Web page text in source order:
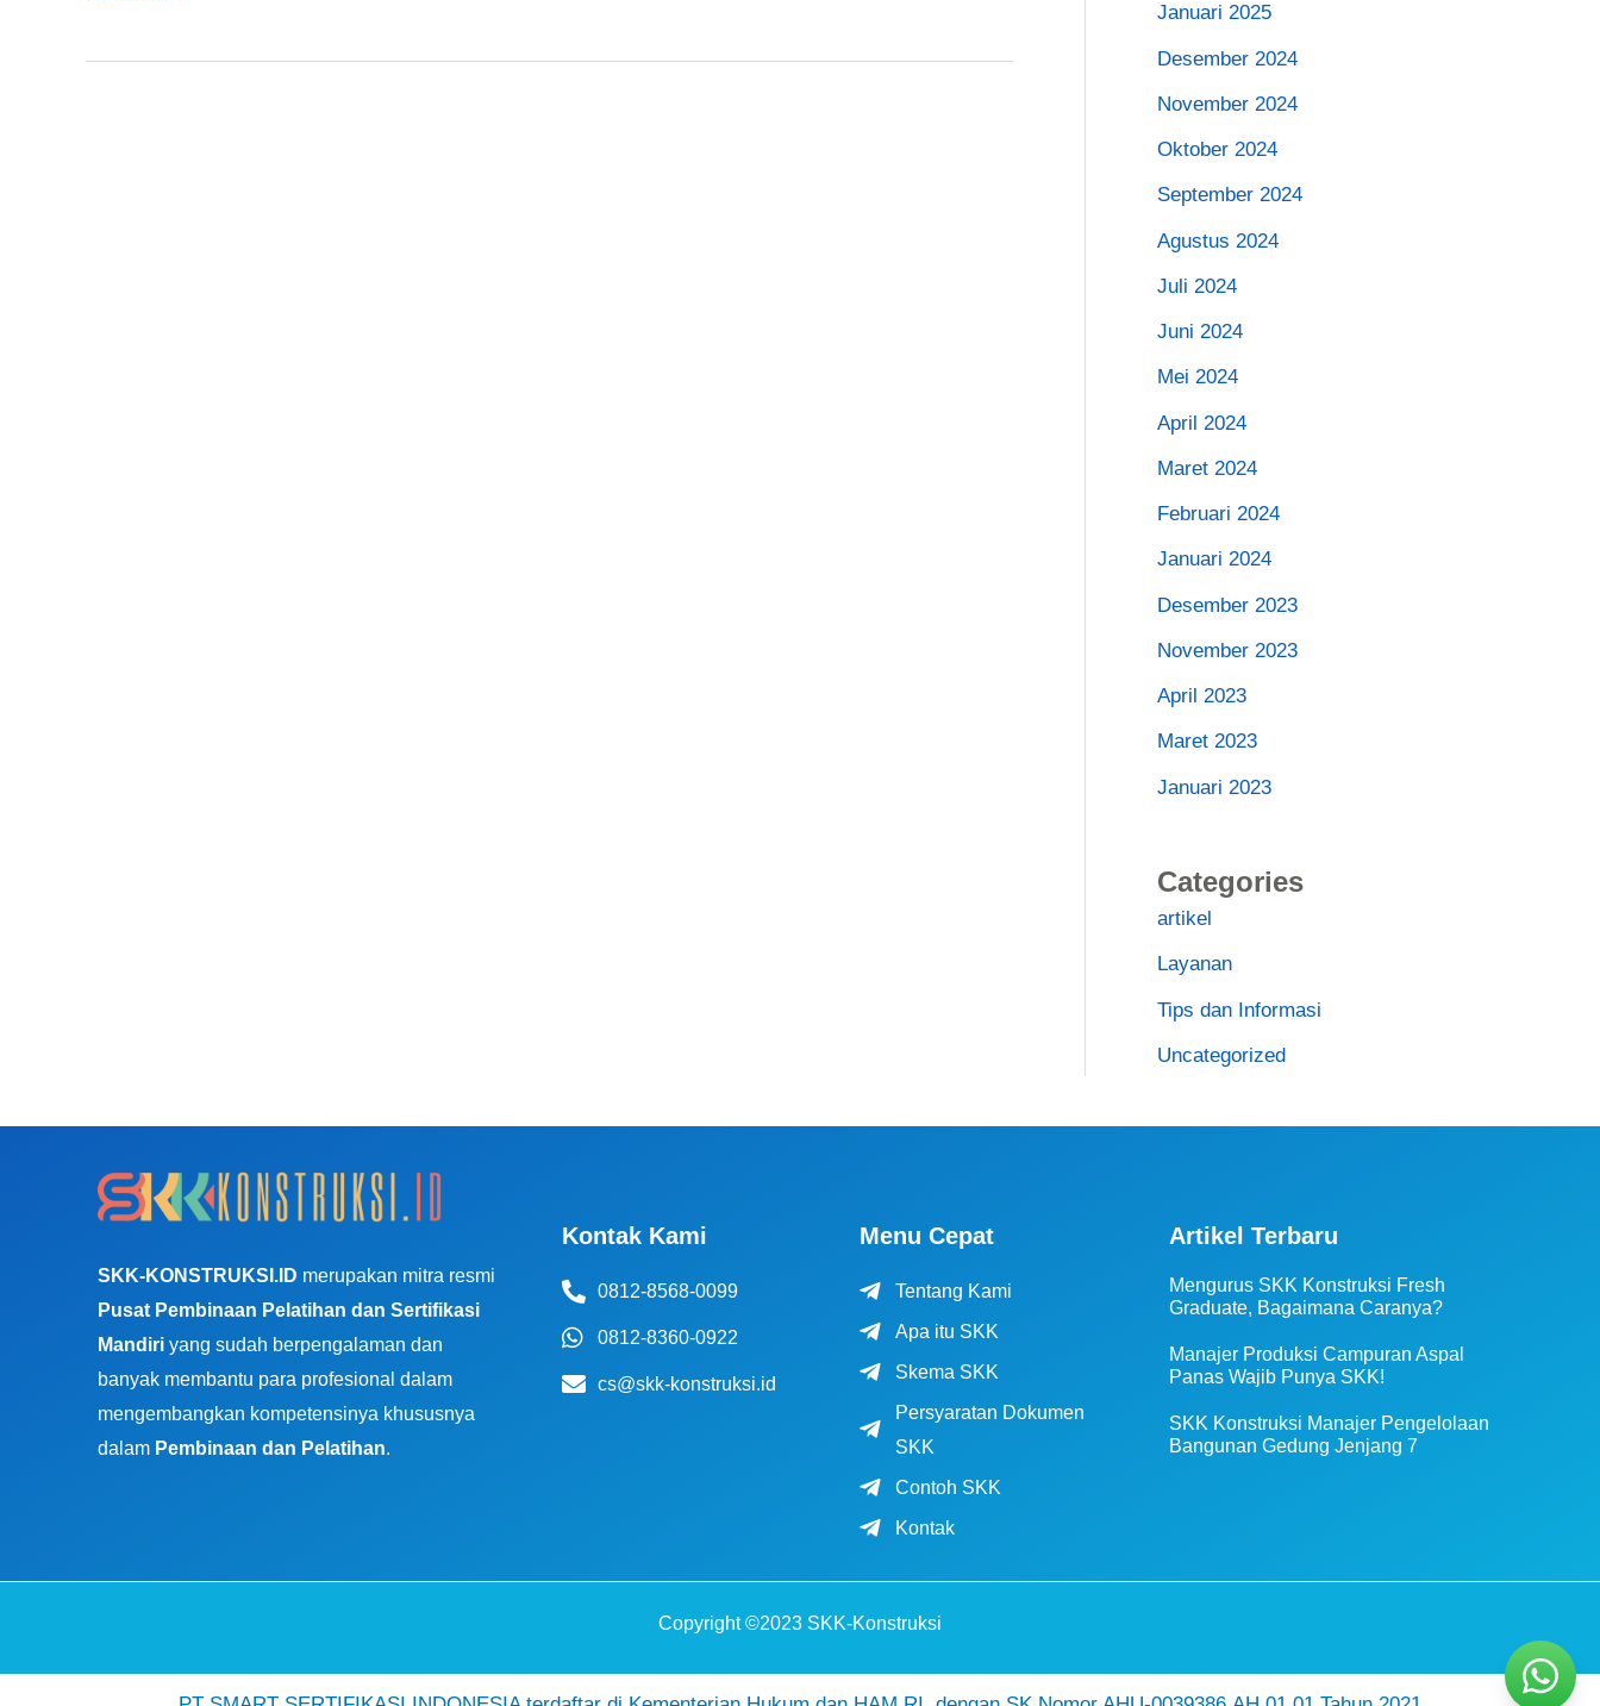
Januari 2025
Desember 2024
November 2024
Oktober 2024
September 2024
Agustus 2024
Juli 2024
Juni 2024
Mei 2024
April 2024
Maret 2024
Februari 2024
Januari 2024
Desember 2023
November 2023
April 2023
Maret 2023
Januari 2023
Categories
artikel
Layanan
Tips dan Informasi
Uncategorized
SKK-KONSTRUKSI.ID merupakan mitra resmi
Pusat Pembinaan Pelatihan dan Sertifikasi
Mandiri yang sudah berpengalaman dan
banyak membantu para profesional dalam
mengembangkan kompetensinya khususnya
dalam Pembinaan dan Pelatihan.
Kontak Kami
0812-8568-0099
0812-8360-0922
cs@skk-konstruksi.id
Menu Cepat
Tentang Kami
Apa itu SKK
Skema SKK
Persyaratan Dokumen
SKK
Contoh SKK
Kontak
Artikel Terbaru
Mengurus SKK Konstruksi Fresh
Graduate, Bagaimana Caranya?
Manajer Produksi Campuran Aspal
Panas Wajib Punya SKK!
SKK Konstruksi Manajer Pengelolaan
Bangunan Gedung Jenjang 7
Copyright ©2023 SKK-Konstruksi